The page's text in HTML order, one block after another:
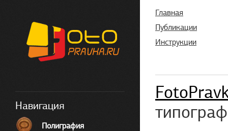
Навигация
Полиграфия
Главная
Публикации
Инструкции